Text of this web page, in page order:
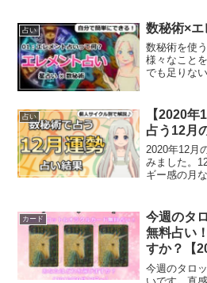
す。シータ
ミです。
占い 数秘術×
数秘術を使
様々なこと
でも足りな
うことがで
術とエレメ
きます。
占い
【2020
占う12月
2020年12月
みました。
ギー感の月
カード
今週のタ
無料占い
すか？【
今週のタロ